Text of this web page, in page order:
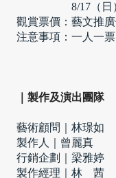
8/17（日）
觀賞票價：藝文推廣
注意事項：一人一票
｜製作及演出團隊
藝術顧問｜林璟如
製作人｜曾麗真
行銷企劃｜梁雅婷
製作經理｜林　茜